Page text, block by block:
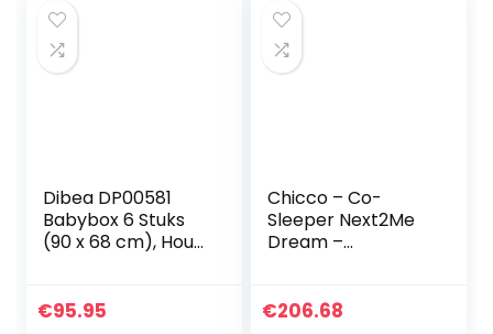
Dibea DP00581
Babybox 6 Stuks
(90 x 68 cm), Hout,
€95.95
Chicco – Co-
Sleeper Next2Me
Dream –
Instelbare Hoogte
€206.68